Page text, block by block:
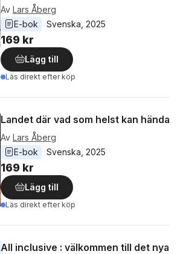
Av Lars Åberg
E-bok
Svenska 2025
169 kr
Lägg till
Läs direkt efter köp
Landet där vad som helst kan hända
Av Lars Åberg
E-bok
Svenska 2025
169 kr
Lägg till
Läs direkt efter köp
All inclusive : välkommen till det nya